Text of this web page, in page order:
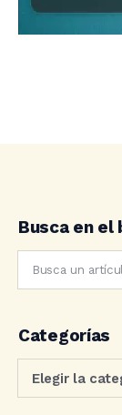
Busca en el
Categorías